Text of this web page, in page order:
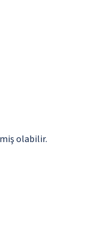
olabilir.